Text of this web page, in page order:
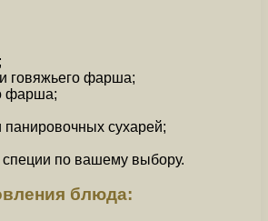
говяжьего фарша;
фарша;
панировочных сухарей;
по вашему выбору.
блюда: